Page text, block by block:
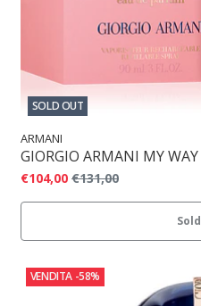
SOLD OUT
ARMANI
GIORGIO ARMANI MY
€104,00 €131,00
VENDITA -58%